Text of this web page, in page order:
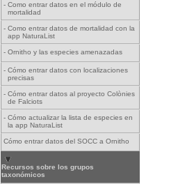
- Como entrar datos en el módulo de
mortalidad
- Como entrar datos de mortalidad con la
app NaturaList
- Ornitho y las especies amenazadas
- Cómo entrar datos con localizaciones
precisas
- Cómo entrar datos al proyecto Colònies
de Falciots
- Cómo actualizar la lista de especies en
la app NaturaList
Cómo entrar datos del SOCC a Ornitho
Recursos sobre los grupos
taxonómicos